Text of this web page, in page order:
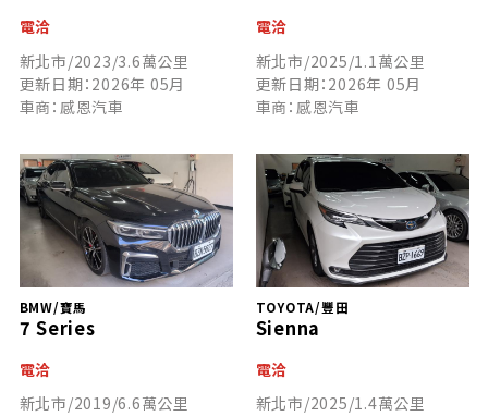
電洽
新北市/2023/3.6萬公里
更新日期：2026年 05月
車商：感恩汽車
電洽
新北市/2025/1.1萬公里
更新日期：2026年 05月
車商：感恩汽車
BMW/寶馬
7 Series
電洽
新北市/2019/6.6萬公里
TOYOTA/豐田
Sienna
電洽
新北市/2025/1.4萬公里